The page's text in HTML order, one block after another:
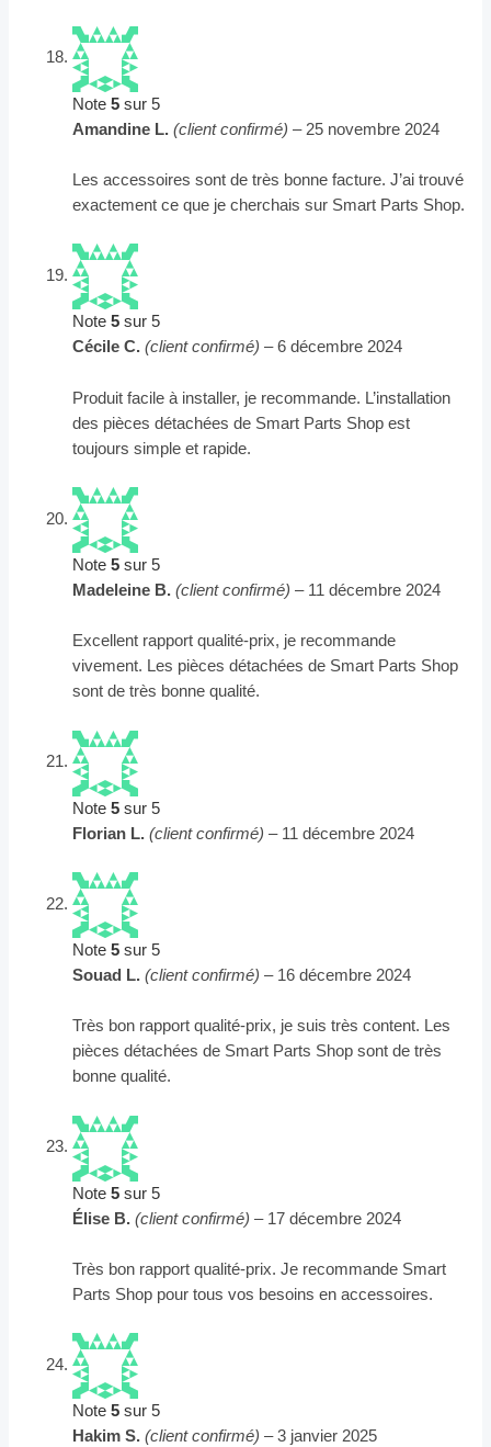
Note5 sur 5
Amandine L.(client confirmé) – 25 novembre 2024
Les accessoires sont de très bonne facture. J’ai trouvé
exactement ce que je cherchais sur Smart Parts Shop.
Note5 sur 5
Cécile C.(client confirmé) – 6 décembre 2024
Produit facile à installer, je recommande. L’installation
des pièces détachées de Smart Parts Shop est
toujours simple et rapide.
Note5 sur 5
Madeleine B.(client confirmé) – 11 décembre 2024
Excellent rapport qualité-prix, je recommande
vivement. Les pièces détachées de Smart Parts Shop
sont de très bonne qualité.
Note5 sur 5
Florian L.(client confirmé) – 11 décembre 2024
Note5 sur 5
Souad L.(client confirmé) – 16 décembre 2024
Très bon rapport qualité-prix, je suis très content. Les
pièces détachées de Smart Parts Shop sont de très
bonne qualité.
Note5 sur 5
Élise B.(client confirmé) – 17 décembre 2024
Très bon rapport qualité-prix. Je recommande Smart
Parts Shop pour tous vos besoins en accessoires.
Note5 sur 5
Hakim S.(client confirmé) – 3 janvier 2025